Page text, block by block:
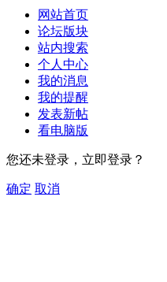
网站首页
论坛版块
站内搜索
个人中心
我的消息
我的提醒
发表新帖
看电脑版
您还未登录，立即登录？
确定 取消